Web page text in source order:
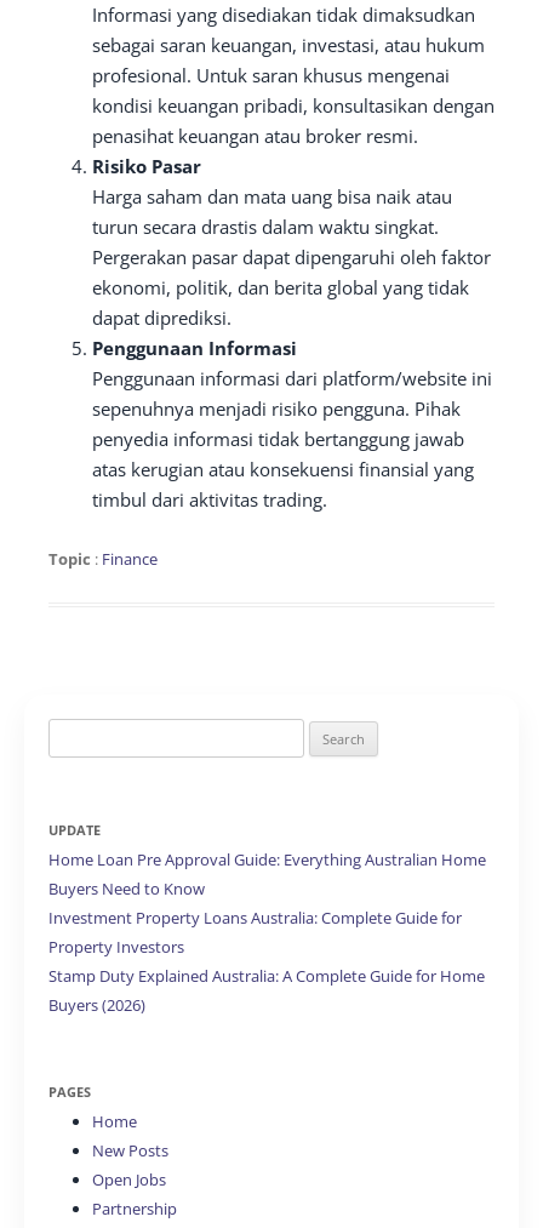
Informasi yang disediakan tidak dimaksudkan
sebagai saran keuangan, investasi, atau hukum
profesional. Untuk saran khusus mengenai
kondisi keuangan pribadi, konsultasikan dengan
penasihat keuangan atau broker resmi.
Risiko Pasar
Harga saham dan mata uang bisa naik atau
turun secara drastis dalam waktu singkat.
Pergerakan pasar dapat dipengaruhi oleh faktor
ekonomi, politik, dan berita global yang tidak
dapat diprediksi.
Penggunaan Informasi
Penggunaan informasi dari platform/website ini
sepenuhnya menjadi risiko pengguna. Pihak
penyedia informasi tidak bertanggung jawab
atas kerugian atau konsekuensi finansial yang
timbul dari aktivitas trading.
Topic : Finance
for:
UPDATE
Home Loan Pre Approval Guide: Everything Australian Home
Buyers Need to Know
Investment Property Loans Australia: Complete Guide for
Property Investors
Stamp Duty Explained Australia: A Complete Guide for Home
Buyers (2026)
PAGES
Home
New Posts
Open Jobs
Partnership